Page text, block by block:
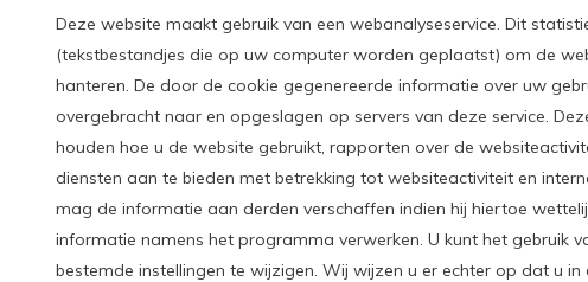
Deze website maakt gebruik van een webanalyseservice. Dit
(tekstbestandjes die op uw computer worden geplaatst) om de
hanteren. De door de cookie gegenereerde informatie over uw
overgebracht naar en opgeslagen op servers van deze service.
houden hoe u de website gebruikt, rapporten over de
diensten aan te bieden met betrekking tot websiteactiviteit en
mag de informatie aan derden verschaffen indien hij hiertoe
informatie namens het programma verwerken. U kunt het gebruik
bestemde instellingen te wijzigen. Wij wijzen u er echter op dat u